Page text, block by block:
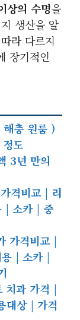
상의 수명을
생산을 알
라 다르지
장기적인
해충 원룸 )
도
3년 만의
격비교 | 리
| 소카 | 중
가격비교 |
| 소카 |
치과 가격 |
대상 | 가격